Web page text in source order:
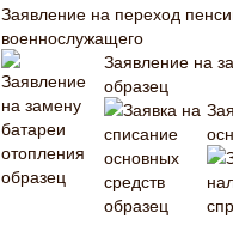
Заявление на переход
военнослужащего
Заявление на
образец